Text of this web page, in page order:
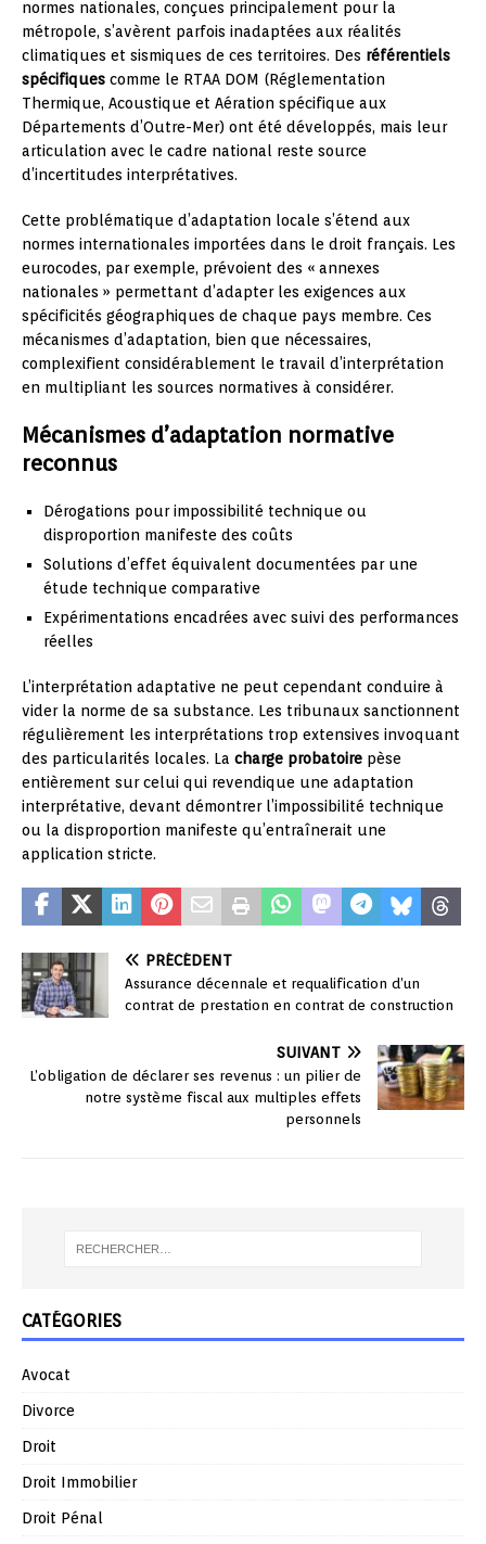
normes nationales, conçues principalement pour la
métropole, s’avèrent parfois inadaptées aux réalités
climatiques et sismiques de ces territoires. Des référentiels
spécifiques comme le RTAA DOM (Réglementation
Thermique, Acoustique et Aération spécifique aux
Départements d’Outre-Mer) ont été développés, mais leur
articulation avec le cadre national reste source
d’incertitudes interprétatives.
Cette problématique d’adaptation locale s’étend aux
normes internationales importées dans le droit français. Les
eurocodes, par exemple, prévoient des « annexes
nationales » permettant d’adapter les exigences aux
spécificités géographiques de chaque pays membre. Ces
mécanismes d’adaptation, bien que nécessaires,
complexifient considérablement le travail d’interprétation
en multipliant les sources normatives à considérer.
Mécanismes d’adaptation normative
reconnus
Dérogations pour impossibilité technique ou
disproportion manifeste des coûts
Solutions d’effet équivalent documentées par une
étude technique comparative
Expérimentations encadrées avec suivi des performances
réelles
L’interprétation adaptative ne peut cependant conduire à
vider la norme de sa substance. Les tribunaux sanctionnent
régulièrement les interprétations trop extensives invoquant
des particularités locales. La charge probatoire pèse
entièrement sur celui qui revendique une adaptation
interprétative, devant démontrer l’impossibilité technique
ou la disproportion manifeste qu’entraînerait une
application stricte.
PRÉCÉDENT
Assurance décennale et requalification d’un
contrat de prestation en contrat de construction
SUIVANT
L’obligation de déclarer ses revenus : un pilier de
notre système fiscal aux multiples effets
personnels
CATÉGORIES
Avocat
Divorce
Droit
Droit Immobilier
Droit Pénal